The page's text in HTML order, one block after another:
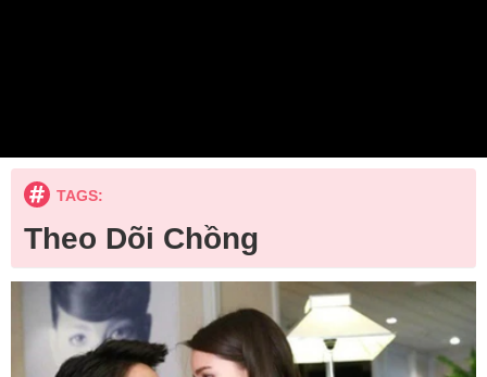
TAGS:
Theo Dõi Chồng